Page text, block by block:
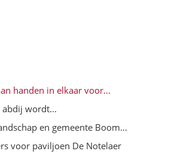
handen in elkaar voor...
wordt...
en gemeente Boom...
voor paviljoen De Notelaer